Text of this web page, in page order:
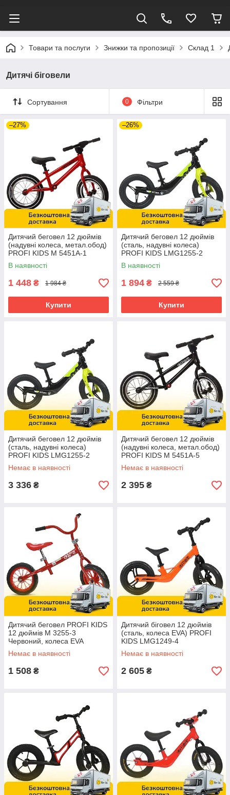
Товари та послуги Знижки та пропозиції Склад 1
Дитячі біговели
Сортування 0 Фільтри
–27%
Дитячий беговел 12 дюймів
(надувні колеса, метал.обод)
PROFI KIDS M 5451A-1
Червоний
В наявності
1 448 ₴ 1 984 ₴
Купити
–26%
Дитячий беговел 12 дюймів
(сталь, надувні колеса)
PROFI KIDS LMG1255-2
Чорно-салатовий
В наявності
1 894 ₴ 2 559 ₴
Купити
Дитячий беговел 12 дюймів
(сталь, надувні колеса)
PROFI KIDS LMG1255-2
Чорно-салатовий
Немає в наявності
3 336 ₴
Дитячий беговел 12 дюймів
(надувні колеса, метал.обод)
PROFI KIDS M 5451A-5
Чорний
Немає в наявності
2 395 ₴
Дитячий беговел PROFI KIDS
12 дюймів M 3255-3
Червоний, колеса EVA
Немає в наявності
1 508 ₴
Дитячий біговел 12 дюймів
(сталь, колеса EVA) PROFI
KIDS LMG1249-4
Помаранчевий
Немає в наявності
2 605 ₴